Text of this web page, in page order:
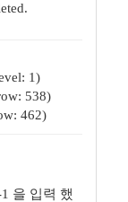
1)
538)
462)
을 입력 했